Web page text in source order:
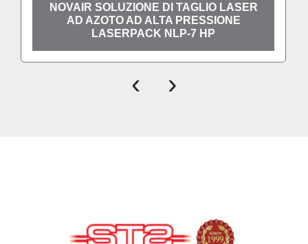
NOVAIR SOLUZIONE DI TAGLIO LASER
AD AZOTO AD ALTA PRESSIONE
LASERPACK NLP-7 HP
‹ ›